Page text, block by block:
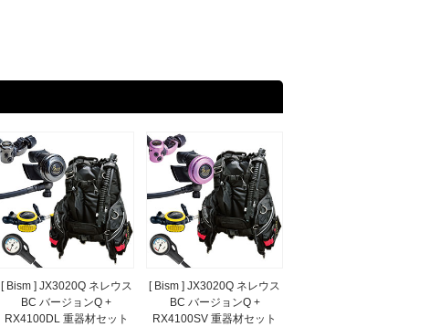
[ Bism ] JX3020Q ネレウス
BC バージョンQ +
RX4100DL 重器材セット
[ Bism ] JX3020Q ネレウス
BC バージョンQ +
RX4100SV 重器材セット